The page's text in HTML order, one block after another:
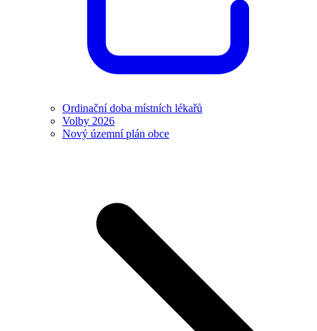
Ordinační doba místních lékařů
Volby 2026
Nový územní plán obce